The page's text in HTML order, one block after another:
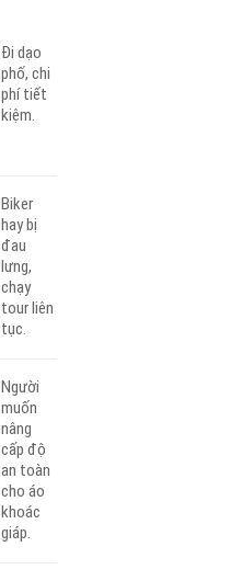
Đi dạo
phố, chi
phí tiết
kiệm.
Biker
hay bị
đau
lưng,
chạy
tour liên
tục.
Người
muốn
nâng
cấp độ
an toàn
cho áo
khoác
giáp.